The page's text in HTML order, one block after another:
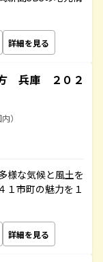
詳細を見る
兵庫 ２０２
）
様な気候と風土を
１市町の魅力を１
詳細を見る